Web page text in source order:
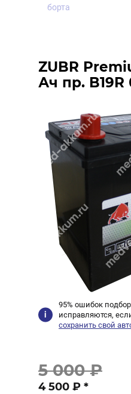
борта
ZUBR
Ач пр. B19R
95% ошибок
исправляются,
сохранить свой
5 000 ₽
4 500 ₽ *